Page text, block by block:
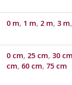
0 m, 1 m, 2 m, 3 m,
0 cm, 25 cm, 30 cm
cm, 60 cm, 75 cm